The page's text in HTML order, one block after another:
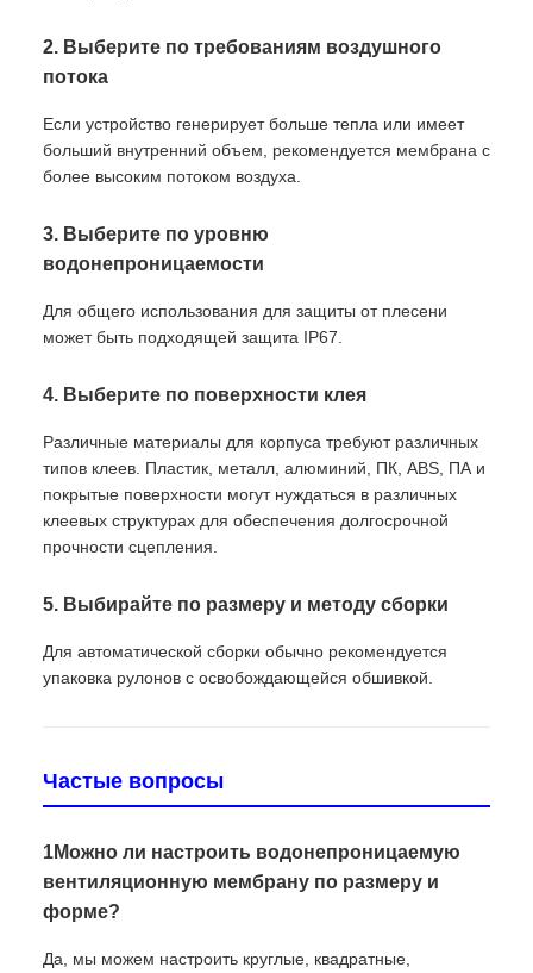
2. Выберите по требованиям воздушного
потока
Если устройство генерирует больше тепла или имеет
больший внутренний объем, рекомендуется мембрана с
более высоким потоком воздуха.
3. Выберите по уровню
водонепроницаемости
Для общего использования для защиты от плесени
может быть подходящей защита IP67.
4. Выберите по поверхности клея
Различные материалы для корпуса требуют различных
типов клеев. Пластик, металл, алюминий, ПК, ABS, ПА и
покрытые поверхности могут нуждаться в различных
клеевых структурах для обеспечения долгосрочной
прочности сцепления.
5. Выбирайте по размеру и методу сборки
Для автоматической сборки обычно рекомендуется
упаковка рулонов с освобождающейся обшивкой.
Частые вопросы
1Можно ли настроить водонепроницаемую
вентиляционную мембрану по размеру и
форме?
Да, мы можем настроить круглые, квадратные,